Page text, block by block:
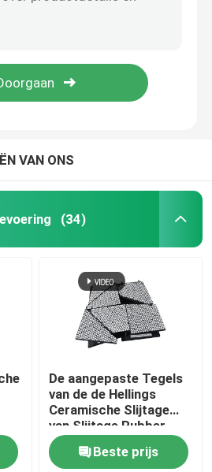
transportbandkatrol
de verbindingsrok
VAN ONS
(34)
De aangepaste Tegels
van de de Hellings
Ceramische Slijtage
van Slijtage Rubber
Ceramische Voeringen
Beste prijs